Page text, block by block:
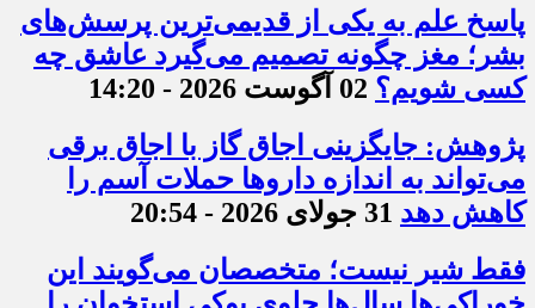
پاسخ علم به یکی از قدیمی‌ترین پرسش‌های
بشر؛ مغز چگونه تصمیم می‌گیرد عاشق چه
کسی شویم؟ 02 آگوست 2026 - 14:20
پژوهش: جایگزینی اجاق گاز با اجاق برقی
می‌تواند به اندازه داروها حملات آسم را
کاهش دهد 31 جولای 2026 - 20:54
فقط شیر نیست؛ متخصصان می‌گویند این